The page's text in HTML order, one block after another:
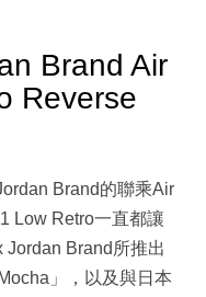
Brand Air
Reverse
Brand的聯乘Air
Low Retro一直都讓
Jordan Brand所推出
」，以及與日本